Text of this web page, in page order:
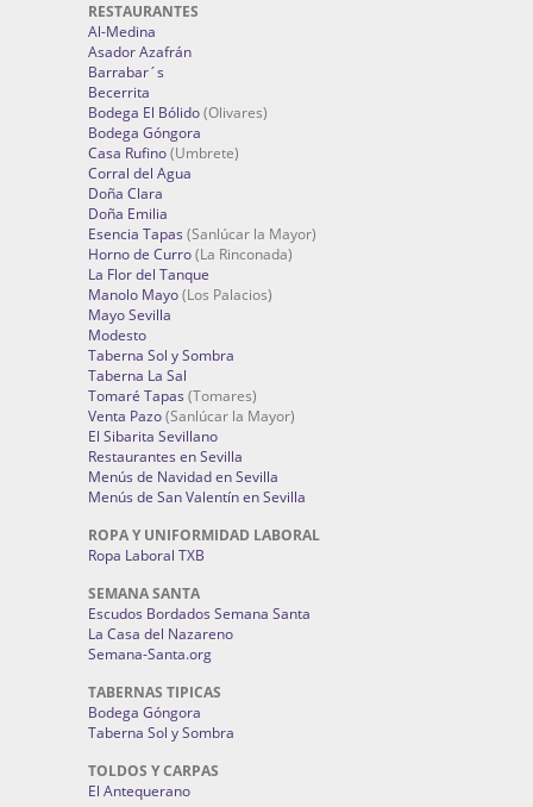
RESTAURANTES
Al-Medina
Asador Azafrán
Barrabar´s
Becerrita
Bodega El Bólido(Olivares)
Bodega Góngora
Casa Rufino(Umbrete)
Corral del Agua
Doña Clara
Doña Emilia
Esencia Tapas (Sanlúcar la Mayor)
Horno de Curro(La Rinconada)
La Flor del Tanque
Manolo Mayo(Los Palacios)
Mayo Sevilla
Modesto
Taberna Sol y Sombra
Taberna La Sal
Tomaré Tapas (Tomares)
Venta Pazo(Sanlúcar la Mayor)
El Sibarita Sevillano
Restaurantes en Sevilla
Menús de Navidad en Sevilla
Menús de San Valentín en Sevilla
ROPA Y UNIFORMIDAD LABORAL
Ropa Laboral TXB
SEMANA SANTA
Escudos Bordados Semana Santa
La Casa del Nazareno
Semana-Santa.org
TABERNAS TIPICAS
Bodega Góngora
Taberna Sol y Sombra
TOLDOS Y CARPAS
El Antequerano